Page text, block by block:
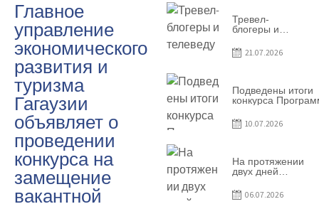
Главное
управление
экономического
развития и
туризма
Гагаузии
объявляет о
проведении
конкурса на
замещение
вакантной
Тревел-
блогеры и
из Словении
сняли
Гагаузии
21.07.2026
Подведены итоги
конкурса
грантов субъектам
10.07.2026
На протяжении
двух дней
принимала
коллег из
06.07.2026